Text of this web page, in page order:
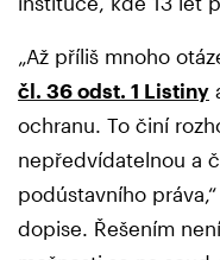
„Až příliš mnoho
čl. 36 odst. 1 Listiny
ochranu. To činí
nepředvídatelnou a
podústavního
dopise. Řešením